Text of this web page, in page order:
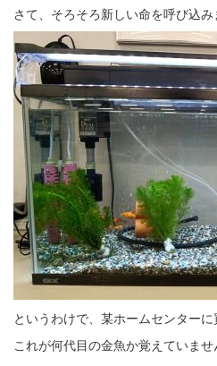
さて、そろそろ新しい命を呼び込み
というわけで、某ホームセンターに
これが何代目の金魚か覚えていませ